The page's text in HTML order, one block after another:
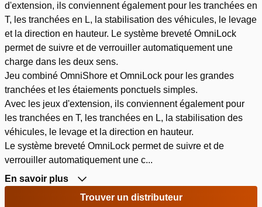
d'extension, ils conviennent également pour les tranchées en
T, les tranchées en L, la stabilisation des véhicules, le levage
et la direction en hauteur. Le système breveté OmniLock
permet de suivre et de verrouiller automatiquement une
charge dans les deux sens.
Jeu combiné OmniShore et OmniLock pour les grandes
tranchées et les étaiements ponctuels simples.
Avec les jeux d'extension, ils conviennent également pour
les tranchées en T, les tranchées en L, la stabilisation des
véhicules, le levage et la direction en hauteur.
Le système breveté OmniLock permet de suivre et de
verrouiller automatiquement une c...
En savoir plus
Trouver un distributeur